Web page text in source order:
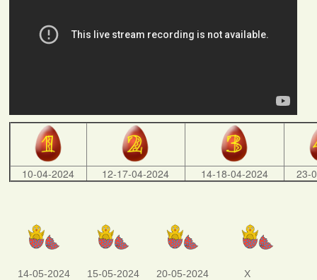
10-04-2024 12-17-04-2024 14-18-04-2024 23-
14-05-2024 15-05-2024 20-05-2024 X